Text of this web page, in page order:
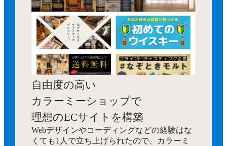
自由度の高い
カラーミーショップで
理想のECサイトを構築
Webデザインやコーディングなどの経験はな
くても1人で立ち上げられたので、カラーミ